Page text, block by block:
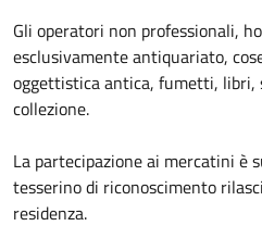
Gli operatori non professionali,
esclusivamente antiquariato,
oggettistica antica, fumetti, libri,
collezione.
La partecipazione ai mercatini è
tesserino di riconoscimento
residenza.